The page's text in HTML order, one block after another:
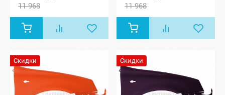
11 968 11 968
Скидки Скидки